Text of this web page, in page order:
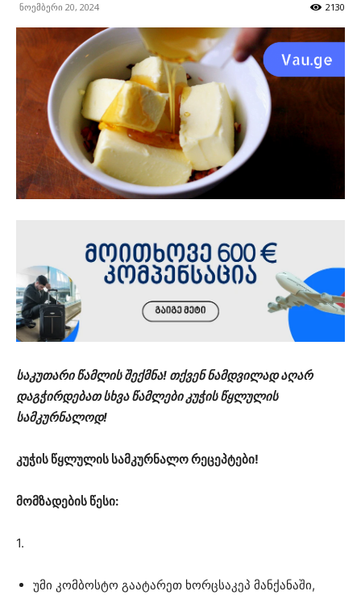
ნოემბერი 20, 2024 2130
საკუთარი წამლის შექმნა! თქვენ ნამდვილად აღარ
დაგჭირდებათ სხვა წამლები კუჭის წყლულის
სამკურნალოდ!
კუჭის წყლულის სამკურნალო რეცეპტები!
მომზადების წესი:
1.
უმი კომბოსტო გაატარეთ ხორცსაკეპ მანქანაში,